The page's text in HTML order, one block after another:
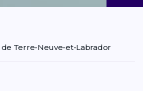
Terre-Neuve-et-Labrador